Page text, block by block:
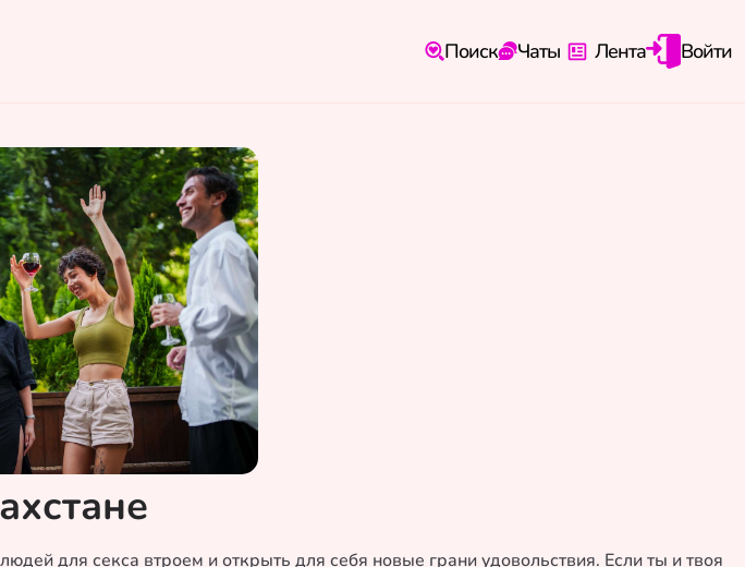
Поиск Чаты Лента Войти
для секса втроем и открыть для себя новые грани удовольствия. Если ты и твоя